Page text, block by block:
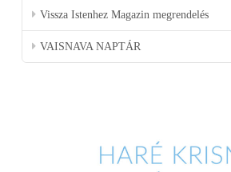
Vissza Istenhez Magazin megrendelés
VAISNAVA NAPTÁR